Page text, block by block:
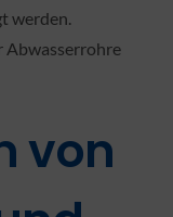
werden.
Abwasserrohre
von